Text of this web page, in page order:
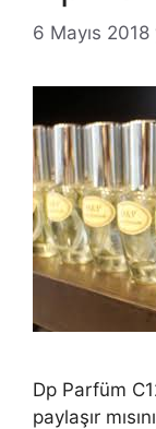
6 Mayıs 2018
Dp Parfüm
paylaşır